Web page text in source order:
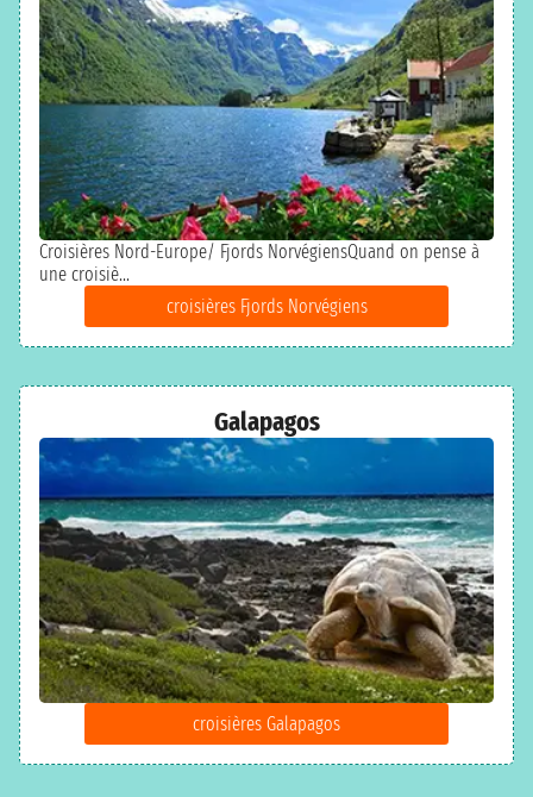
Croisières Nord-Europe/ Fjords NorvégiensQuand on pense à
une croisiè...
croisières Fjords Norvégiens
Galapagos
croisières Galapagos